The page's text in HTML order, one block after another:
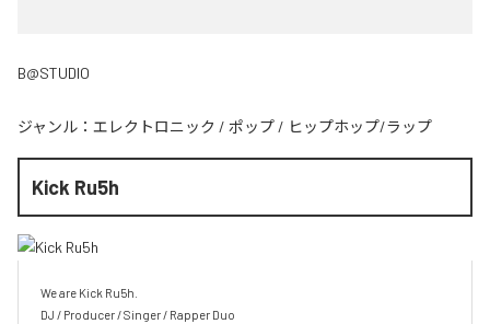
B@STUDIO
ジャンル： エレクトロニック / ポップ / ヒップホップ/ラップ
Kick Ru5h
We are Kick Ru5h.
DJ / Producer / Singer / Rapper Duo